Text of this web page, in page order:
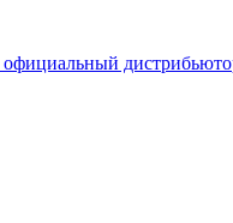
официальный